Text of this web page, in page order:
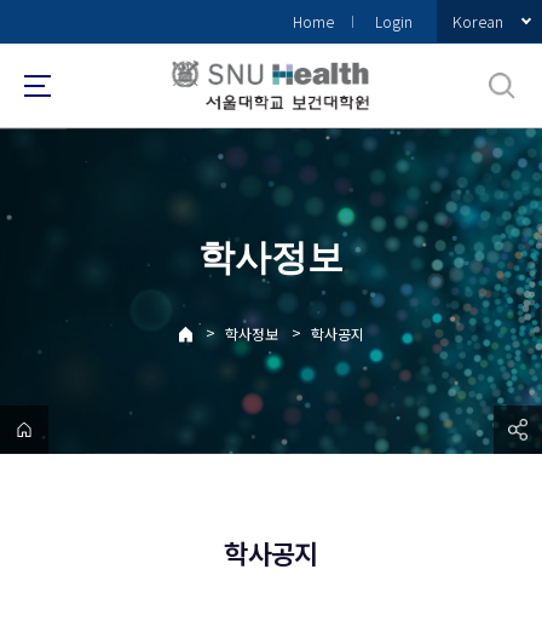
로
메
Home Login Korean
학사정보
> 학사정보 > 학사공지
학사공지